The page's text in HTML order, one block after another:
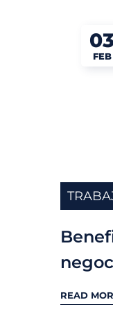
03
FEB
READ